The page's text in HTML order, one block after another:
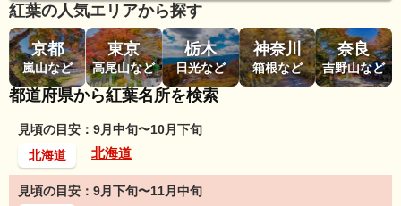
紅葉の人気エリアから探す
京都
嵐山など
東京
高尾山など
栃木
日光など
神奈川
箱根など
奈良
吉野山など
都道府県から紅葉名所を検索
見頃の目安：9月中旬〜10月下旬
北海道
北海道
見頃の目安：9月下旬〜11月中旬